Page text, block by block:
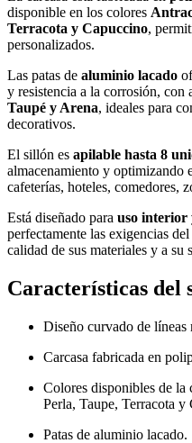
disponible en los colores
Terracota y Capuccino,
personalizados.
Las patas de aluminio lacado
y resistencia a la corrosión, con
Taupé y Arena, ideales para
decorativos.
El sillón es apilable hasta 8
almacenamiento y optimizando
cafeterías, hoteles, comedores,
Está diseñado para uso interior
perfectamente las exigencias
calidad de sus materiales y a su
Características del
Diseño curvado de líneas
Carcasa fabricada en
Colores disponibles de la
Perla, Taupe, Terracota y
Patas de aluminio lacado.